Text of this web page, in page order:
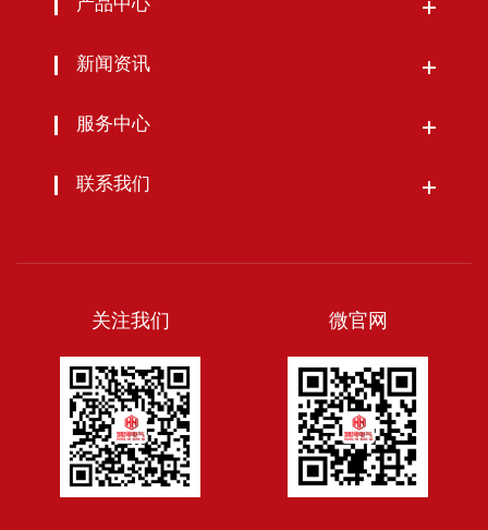
新闻资讯
服务中心
联系我们
微官网
关注我们